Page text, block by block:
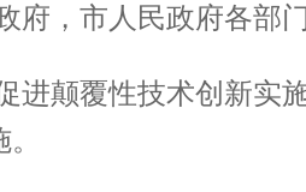
府，市人民政府各部
进颠覆性技术创新